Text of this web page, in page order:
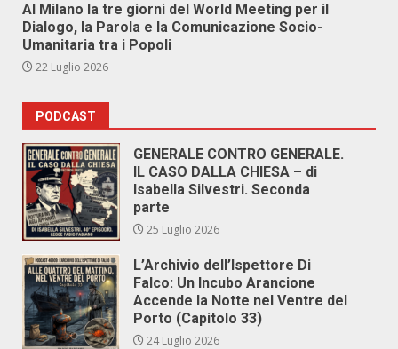
Al Milano la tre giorni del World Meeting per il
Dialogo, la Parola e la Comunicazione Socio-
Umanitaria tra i Popoli
22 Luglio 2026
PODCAST
GENERALE CONTRO GENERALE.
IL CASO DALLA CHIESA – di
Isabella Silvestri. Seconda
parte
25 Luglio 2026
L’Archivio dell’Ispettore Di
Falco: Un Incubo Arancione
Accende la Notte nel Ventre del
Porto (Capitolo 33)
24 Luglio 2026